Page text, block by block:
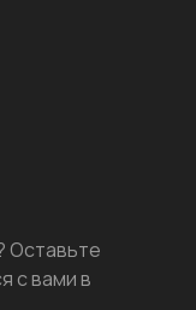
Оставьте
с вами в